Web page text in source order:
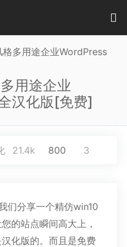
多用途企业WordPress
用途企业
汉化版[免费]
21.4k 800 3
们分享一个精仿win10
的站点瞬间高大上，
化版的。而且是免费